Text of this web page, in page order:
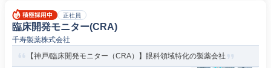
正社員
臨床開発モニター(CRA)
千寿製薬株式会社
【神戸/臨床開発モニター（CRA）】眼科領域特化の製薬会社